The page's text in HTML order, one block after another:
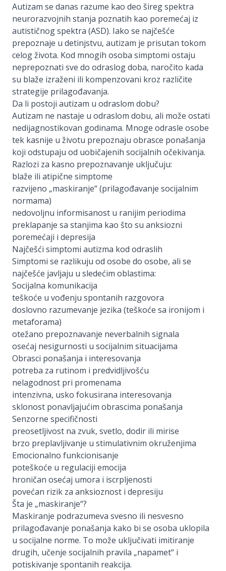
Autizam se danas razume kao deo šireg spektra
neurorazvojnih stanja poznatih kao poremećaj iz
autističnog spektra (ASD). Iako se najčešće
prepoznaje u detinjstvu, autizam je prisutan tokom
celog života. Kod mnogih osoba simptomi ostaju
neprepoznati sve do odraslog doba, naročito kada
su blaže izraženi ili kompenzovani kroz različite
strategije prilagođavanja.
Da li postoji autizam u odraslom dobu?
Autizam ne nastaje u odraslom dobu, ali može ostati
nedijagnostikovan godinama. Mnoge odrasle osobe
tek kasnije u životu prepoznaju obrasce ponašanja
koji odstupaju od uobičajenih socijalnih očekivanja.
Razlozi za kasno prepoznavanje uključuju:
blaže ili atipične simptome
razvijeno „maskiranje“ (prilagođavanje socijalnim
normama)
nedovoljnu informisanost u ranijim periodima
preklapanje sa stanjima kao što su anksiozni
poremećaji i depresija
Najčešći simptomi autizma kod odraslih
Simptomi se razlikuju od osobe do osobe, ali se
najčešće javljaju u sledećim oblastima:
Socijalna komunikacija
teškoće u vođenju spontanih razgovora
doslovno razumevanje jezika (teškoće sa ironijom i
metaforama)
otežano prepoznavanje neverbalnih signala
osećaj nesigurnosti u socijalnim situacijama
Obrasci ponašanja i interesovanja
potreba za rutinom i predvidljivošću
nelagodnost pri promenama
intenzivna, usko fokusirana interesovanja
sklonost ponavljajućim obrascima ponašanja
Senzorne specifičnosti
preosetljivost na zvuk, svetlo, dodir ili mirise
brzo preplavljivanje u stimulativnim okruženjima
Emocionalno funkcionisanje
poteškoće u regulaciji emocija
hroničan osećaj umora i iscrpljenosti
povećan rizik za anksioznost i depresiju
Šta je „maskiranje“?
Maskiranje podrazumeva svesno ili nesvesno
prilagođavanje ponašanja kako bi se osoba uklopila
u socijalne norme. To može uključivati imitiranje
drugih, učenje socijalnih pravila „napamet“ i
potiskivanje spontanih reakcija.